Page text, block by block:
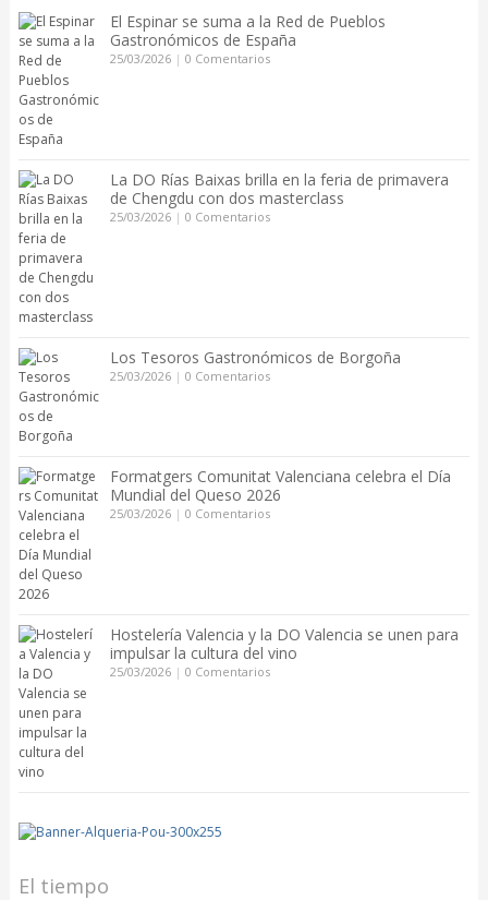
El Espinar se suma a la Red de Pueblos
Gastronómicos de España
25/03/2026| 0 Comentarios
La DO Rías Baixas brilla en la feria de primavera
de Chengdu con dos masterclass
25/03/2026| 0 Comentarios
Los Tesoros Gastronómicos de Borgoña
25/03/2026| 0 Comentarios
Formatgers Comunitat Valenciana celebra el Día
Mundial del Queso 2026
25/03/2026| 0 Comentarios
Hostelería Valencia y la DO Valencia se unen para
impulsar la cultura del vino
25/03/2026| 0 Comentarios
El tiempo